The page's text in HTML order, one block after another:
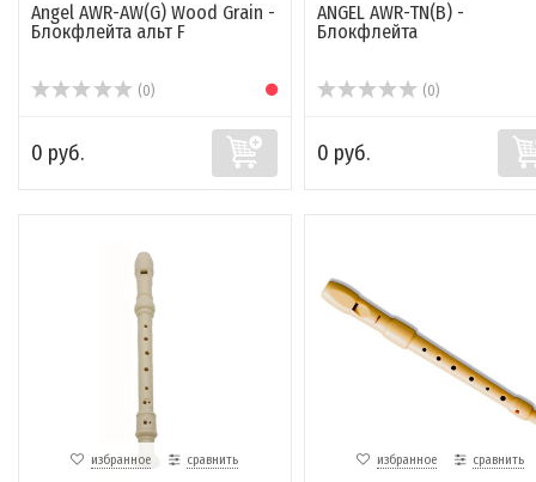
Angel AWR-AW(G) Wood Grain -
Блокфлейта альт F
(0)
0 руб.
ANGEL AWR-TN(B) -
Блокфлейта
(0)
0 руб.
избранное сравнить избранное сравнить